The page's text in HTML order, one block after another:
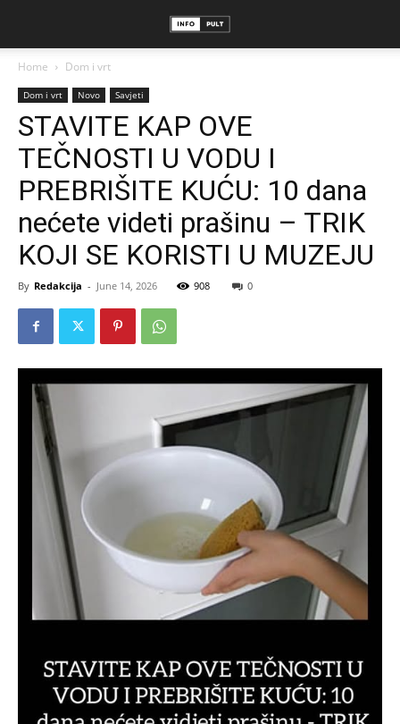
Home Dom i vrt
Dom i vrt Novo Savjeti
STAVITE KAP OVE
TEČNOSTI U VODU I
PREBRIŠITE KUĆU: 10 dana
nećete videti prašinu – TRIK
KOJI SE KORISTI U MUZEJU
By Redakcija - June 14, 2026 908 0